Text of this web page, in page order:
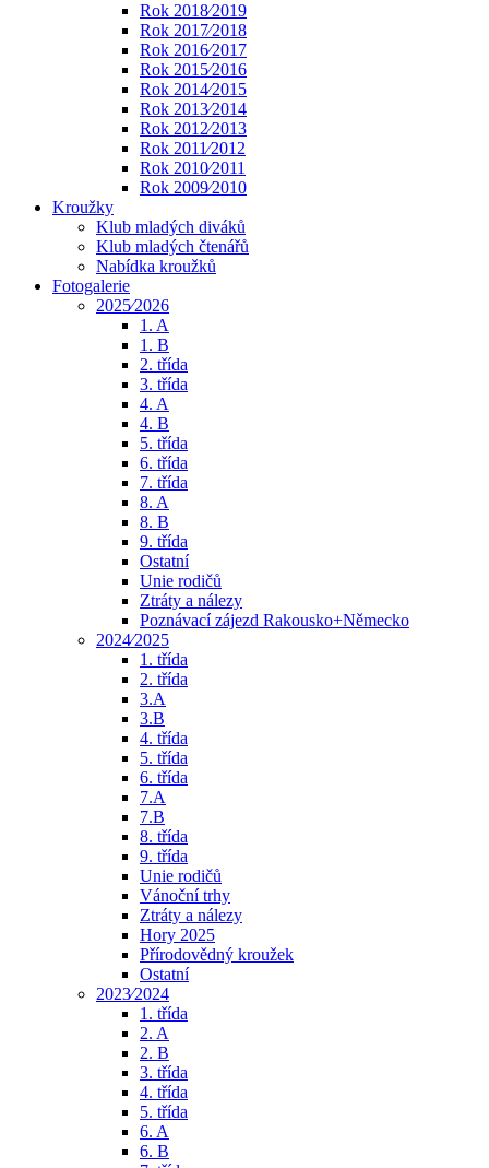
Rok 2018⁄2019
Rok 2017⁄2018
Rok 2016⁄2017
Rok 2015⁄2016
Rok 2014⁄2015
Rok 2013⁄2014
Rok 2012⁄2013
Rok 2011⁄2012
Rok 2010⁄2011
Rok 2009⁄2010
Kroužky
Klub mladých diváků
Klub mladých čtenářů
Nabídka kroužků
Fotogalerie
2025⁄2026
1. A
1. B
2. třída
3. třída
4. A
4. B
5. třída
6. třída
7. třída
8. A
8. B
9. třída
Ostatní
Unie rodičů
Ztráty a nálezy
Poznávací zájezd Rakousko+Německo
2024⁄2025
1. třída
2. třída
3.A
3.B
4. třída
5. třída
6. třída
7.A
7.B
8. třída
9. třída
Unie rodičů
Vánoční trhy
Ztráty a nálezy
Hory 2025
Přírodovědný kroužek
Ostatní
2023⁄2024
1. třída
2. A
2. B
3. třída
4. třída
5. třída
6. A
6. B